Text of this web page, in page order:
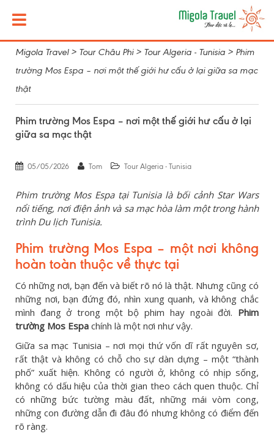
Migola Travel> Tour Châu Phi> Tour Algeria - Tunisia > Phim
trường Mos Espa – nơi một thế giới hư cấu ở lại giữa sa mạc
thật
Phim trường Mos Espa – nơi một thế giới hư cấu ở lại
giữa sa mạc thật
05/05/2026 Tom Tour Algeria - Tunisia
Phim trường Mos Espa tại Tunisia là bối cảnh Star Wars
nổi tiếng, nơi điện ảnh và sa mạc hòa làm một trong hành
trình Du lịch Tunisia.
Phim trường Mos Espa – một nơi không
hoàn toàn thuộc về thực tại
Có những nơi, bạn đến và biết rõ nó là thật. Nhưng cũng có
những nơi, bạn đứng đó, nhìn xung quanh, và không chắc
mình đang ở trong một bộ phim hay ngoài đời. Phim
trường Mos Espa chính là một nơi như vậy.
Giữa sa mạc Tunisia – nơi mọi thứ vốn dĩ rất nguyên sơ,
rất thật và không có chỗ cho sự dàn dựng – một “thành
phố” xuất hiện. Không có người ở, không có nhịp sống,
không có dấu hiệu của thời gian theo cách quen thuộc. Chỉ
có những bức tường màu đất, những mái vòm cong,
những con đường dẫn đi đâu đó nhưng không có điểm đến
rõ ràng.